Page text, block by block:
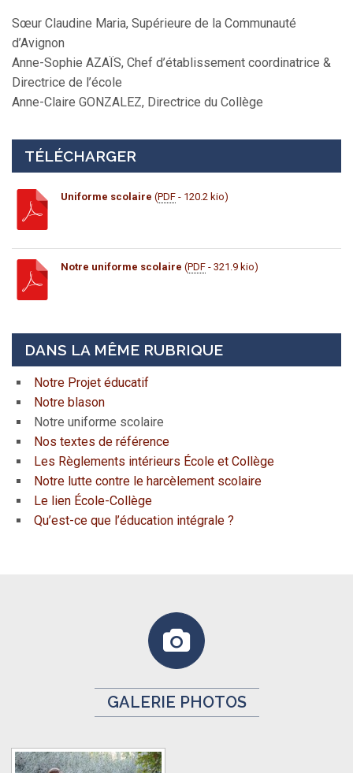
Sœur Claudine Maria, Supérieure de la Communauté
d’Avignon
Anne-Sophie AZAÏS, Chef d’établissement coordinatrice &
Directrice de l’école
Anne-Claire GONZALEZ, Directrice du Collège
TÉLÉCHARGER
Uniforme scolaire (PDF - 120.2 kio)
Notre uniforme scolaire (PDF - 321.9 kio)
DANS LA MÊME RUBRIQUE
Notre Projet éducatif
Notre blason
Notre uniforme scolaire
Nos textes de référence
Les Règlements intérieurs École et Collège
Notre lutte contre le harcèlement scolaire
Le lien École-Collège
Qu’est-ce que l’éducation intégrale ?
GALERIE PHOTOS